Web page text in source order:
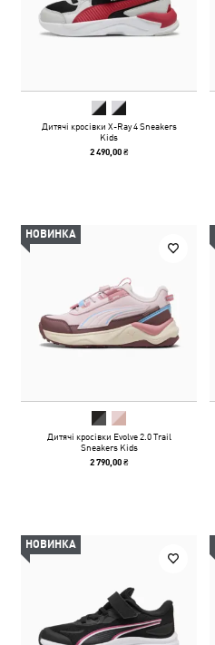
Дитячі кросівки X-Ray 4 Sneakers
Kids
2 490,00 ₴
НОВИНКА
Дитячі кросівки Evolve 2.0 Trail
Sneakers Kids
2 790,00 ₴
НОВИНКА